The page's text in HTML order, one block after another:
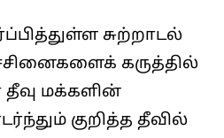
சுற்றாடல்
கருத்தில்
மக்களின்
குறித்த தீவில்